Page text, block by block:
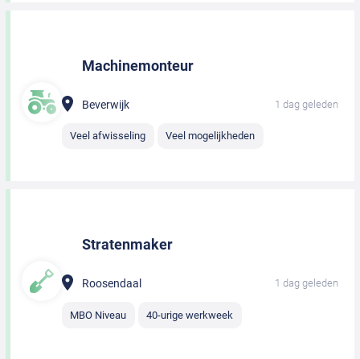
Machinemonteur
Beverwijk 1 dag geleden
Veel afwisseling Veel mogelijkheden
Stratenmaker
Roosendaal 1 dag geleden
MBO Niveau 40-urige werkweek